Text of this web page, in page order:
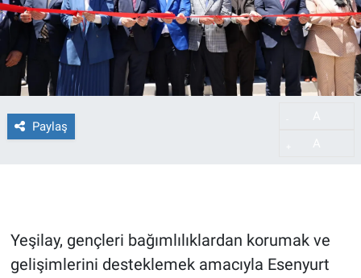
Paylaş
Yeşilay, gençleri bağımlılıklardan korumak ve
gelişimlerini desteklemek amacıyla Esenyurt
Haber Arşivi